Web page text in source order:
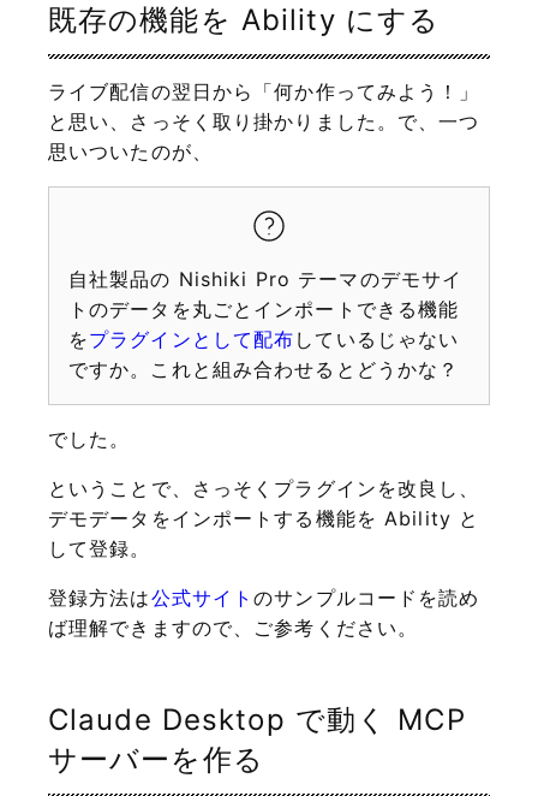
既存の機能を Ability にする
ライブ配信の翌日から「何か作ってみよう！」
と思い、さっそく取り掛かりました。で、一つ
思いついたのが、
自社製品の Nishiki Pro テーマのデモサイ
トのデータを丸ごとインポートできる機能
をプラグインとして配布 しているじゃない
ですか。これと組み合わせるとどうかな？
でした。
ということで、さっそくプラグインを改良し、
デモデータをインポートする機能を Ability と
して登録。
登録方法は公式サイトのサンプルコードを読め
ば理解できますので、ご参考ください。
Claude Desktop で動く MCP
サーバーを作る